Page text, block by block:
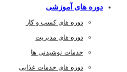
دوره های آموزشی
دوره های کسب و کار
دوره های مدیریت
خدمات نوشیدنی ها
دوره های خدمات غذایی